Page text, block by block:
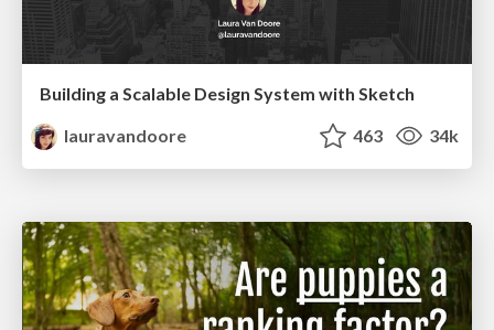
Building a Scalable Design System with Sketch
lauravandoore
463 34k